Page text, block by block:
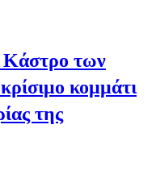
των
κομμάτι
της